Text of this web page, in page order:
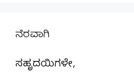
ನೆರವಾಗಿ
ಸಹೃದಯಿಗಳೇ,